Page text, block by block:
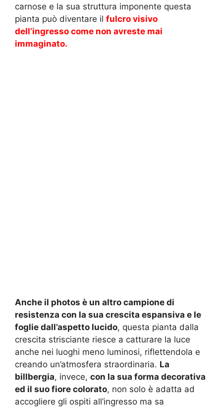
carnose e la sua struttura imponente questa
pianta può diventare il fulcro visivo
dell’ingresso come non avreste mai
immaginato.
Anche il photos è un altro campione di
resistenza con la sua crescita espansiva e le
foglie dall’aspetto lucido, questa pianta dalla
crescita strisciante riesce a catturare la luce
anche nei luoghi meno luminosi, riflettendola e
creando un’atmosfera straordinaria. La
billbergia, invece, con la sua forma decorativa
ed il suo fiore colorato, non solo è adatta ad
accogliere gli ospiti all’ingresso ma sa